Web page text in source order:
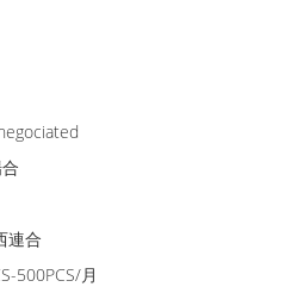
連合
500PCS/月